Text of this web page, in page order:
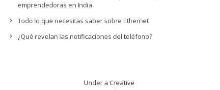
emprendedoras en India
Todo lo que necesitas saber sobre Ethernet
¿Qué revelan las notificaciones del teléfono?
Under a Creative